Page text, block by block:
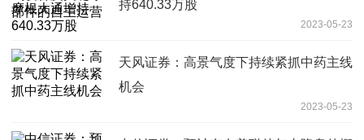
持640.33万股
2023-05-23
天风证券：高景气度下持续紧抓中药主线
机会
2023-05-23